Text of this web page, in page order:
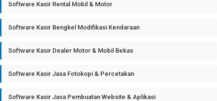
Software Kasir Rental Mobil & Motor
Software Kasir Bengkel Modifikasi Kendaraan
Software Kasir Dealer Motor & Mobil Bekas
Software Kasir Jasa Fotokopi & Percetakan
Software Kasir Jasa Pembuatan Website & Aplikasi